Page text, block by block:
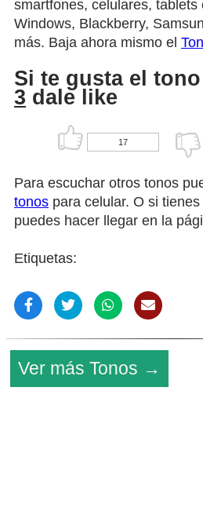
smartfones, celulares, tablets
Windows, Blackberry,
más. Baja ahora mismo el
Si te gusta el tono
3 dale like
17
Para escuchar otros tonos
tonos para celular. O si
puedes hacer llegar en la
Etiquetas:
Ver más Tonos →